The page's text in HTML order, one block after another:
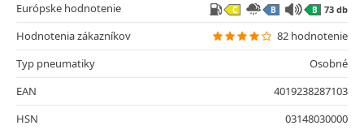
Európske hodnotenie
C B B 73 db
Hodnotenia zákazníkov
82 hodnotenie
Typ pneumatiky
Osobné
EAN
4019238287103
HSN
03148030000